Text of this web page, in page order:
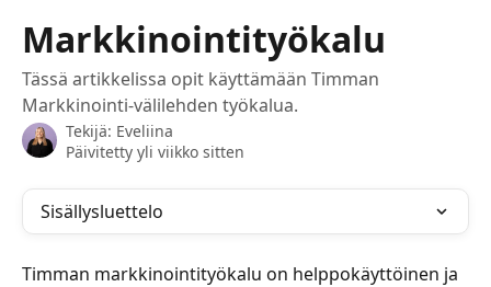
Markkinointityökalu
Tässä artikkelissa opit käyttämään Timman
Markkinointi-välilehden työkalua.
Tekijä: Eveliina
Päivitetty yli viikko sitten
Sisällysluettelo
Timman markkinointityökalu on helppokäyttöinen ja